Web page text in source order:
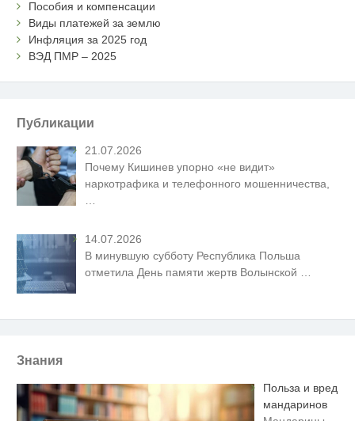
Пособия и компенсации
Виды платежей за землю
Инфляция за 2025 год
ВЭД ПМР – 2025
Публикации
21.07.2026
Почему Кишинев упорно «не видит»
наркотрафика и телефонного мошенничества,
…
14.07.2026
В минувшую субботу Республика Польша
отметила День памяти жертв Волынской
Знания
Польза и вред
мандаринов